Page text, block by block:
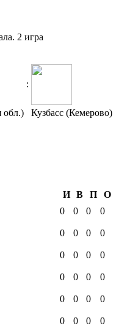
2 игра
:
обл.) Кузбасс (Кемерово)
И В П
О
0 0 0 0
0 0 0 0
0 0 0 0
0 0 0 0
0 0 0 0
0 0 0 0